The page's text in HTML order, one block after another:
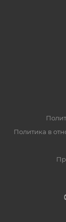
Политика в